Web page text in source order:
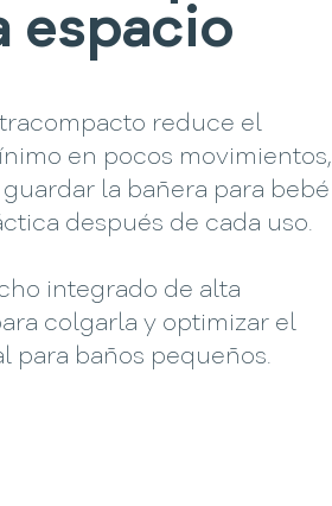
espacio
reduce el
en pocos movimientos,
la bañera para bebé
después de cada uso.
integrado de alta
colgarla y optimizar el
para baños pequeños.